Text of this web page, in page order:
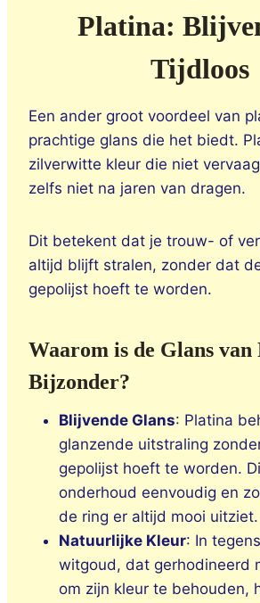
Platina:
Tijdloos
Een ander groot voordeel van
prachtige glans die het biedt.
zilverwitte kleur die niet
zelfs niet na jaren van dragen.
Dit betekent dat je trouw- of
altijd blijft stralen, zonder dat
gepolijst hoeft te worden.
Waarom is de Glans van
Bijzonder?
Blijvende Glans: Platina
glanzende uitstraling
gepolijst hoeft te worden.
onderhoud eenvoudig en
de ring er altijd mooi uitziet.
Natuurlijke Kleur: In
witgoud, dat gerhodineerd
om zijn kleur te behouden,